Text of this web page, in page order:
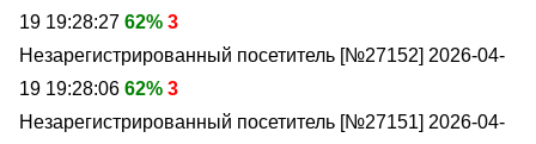
19 19:28:27 62% 3
Незарегистрированный посетитель [№27152] 2026-04-
19 19:28:06 62% 3
Незарегистрированный посетитель [№27151] 2026-04-